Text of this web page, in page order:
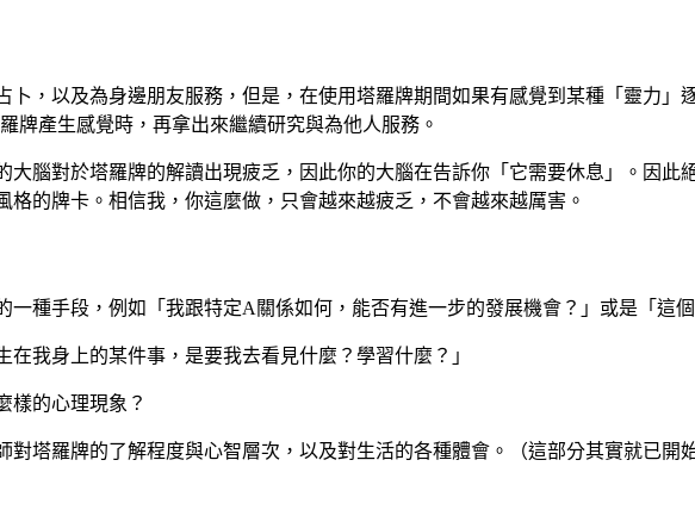
，以及為身邊朋友服務，但是，在使用塔羅牌期間如果有感覺到某種「靈力」
牌產生感覺時，再拿出來繼續研究與為他人服務。
腦對於塔羅牌的解讀出現疲乏，因此你的大腦在告訴你「它需要休息」。因此
的牌卡。相信我，你這麼做，只會越來越疲乏，不會越來越厲害。
種手段，例如「我跟特定A關係如何，能否有進一步的發展機會？」或是「這
我身上的某件事，是要我去看見什麼？學習什麼？」
樣的心理現象？
塔羅牌的了解程度與心智層次，以及對生活的各種體會。（這部分其實就已開